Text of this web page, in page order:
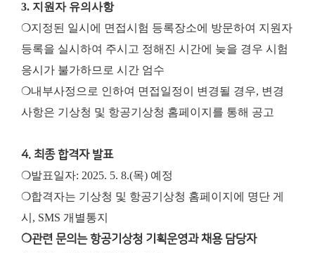
3. 지원자 유의사항
❍지정된 일시에 면접시험 등록장소에 방문하여 지원자
등록을 실시하여 주시고 정해진 시간에 늦을 경우 시험
응시가 불가하므로 시간 엄수
❍내부사정으로 인하여 면접일정이 변경될 경우, 변경
사항은 기상청 및 항공기상청 홈페이지를 통해 공고
4. 최종 합격자 발표
❍발표일자: 2025. 5. 8.(목) 예정
❍합격자는 기상청 및 항공기상청 홈페이지에 명단 게
시, SMS 개별통지
❍관련 문의는 항공기상청 기획운영과 채용 담당자